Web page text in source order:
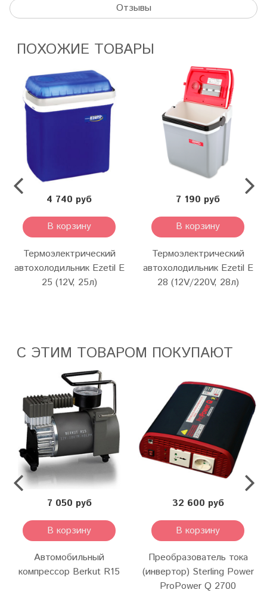
Отзывы
ПОХОЖИЕ ТОВАРЫ
4 740 руб
В корзину
Термоэлектрический
автохолодильник Ezetil E
25 (12V, 25л)
7 190 руб
В корзину
Термоэлектрический
автохолодильник Ezetil E
28 (12V/220V, 28л)
С ЭТИМ ТОВАРОМ ПОКУПАЮТ
7 050 руб
В корзину
Автомобильный
компрессор Berkut R15
32 600 руб
В корзину
Преобразователь тока
(инвертор) Sterling Power
ProPower Q 2700